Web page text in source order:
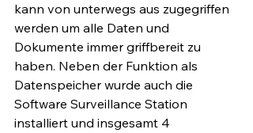
kann von unterwegs aus zugegriffen
werden um alle Daten und
Dokumente immer griffbereit zu
haben. Neben der Funktion als
Datenspeicher wurde auch die
Software Surveillance Station
installiert und insgesamt 4